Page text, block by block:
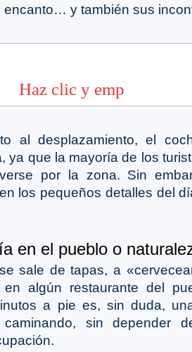
encanto… y también sus
al desplazamiento, el
ya que la mayoría de los
por la zona. Sin
los pequeños detalles del
en el pueblo o
sale de tapas, a
en algún restaurante del
a pie es, sin duda,
caminando, sin depender